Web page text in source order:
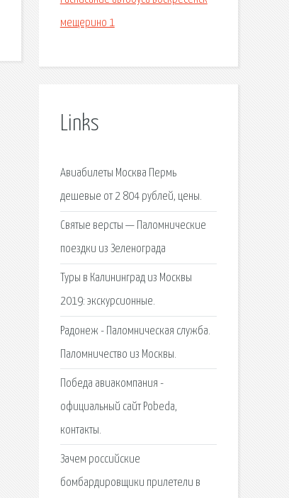
мещерино 1
Links
Авиабилеты Москва Пермь
дешевые от 2 804 рублей, цены.
Святые версты — Паломнические
поездки из Зеленограда
Туры в Калининград из Москвы
2019: экскурсионные.
Радонеж - Паломническая служба.
Паломничество из Москвы.
Победа авиакомпания -
официальный сайт Pobeda,
контакты.
Зачем российские
бомбардировщики прилетели в